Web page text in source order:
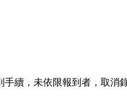
續，未依限報到者，取消